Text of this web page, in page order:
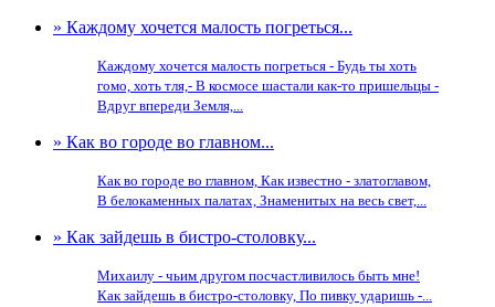
» Каждому хочется малость погреться...
Каждому хочется малость погреться - Будь ты хоть
гомо, хоть тля,- В космосе шастали как-то пришельцы -
Вдруг впереди Земля,...
» Как во городе во главном...
Как во городе во главном, Как известно - златоглавом,
В белокаменных палатах, Знаменитых на весь свет,...
» Как зайдешь в бистро-столовку...
Михаилу - чьим другом посчастливилось быть мне!
Как зайдешь в бистро-столовку, По пивку ударишь -...